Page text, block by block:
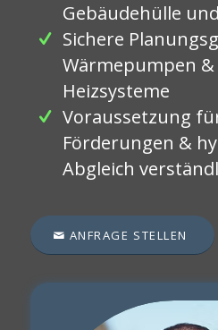
Gebäudehülle
Sichere
Wärmepumpen &
Heizsysteme
Voraussetzung
Förderungen &
Abgleich
ANFRAGE STELLEN